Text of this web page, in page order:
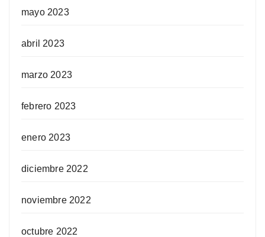
mayo 2023
abril 2023
marzo 2023
febrero 2023
enero 2023
diciembre 2022
noviembre 2022
octubre 2022